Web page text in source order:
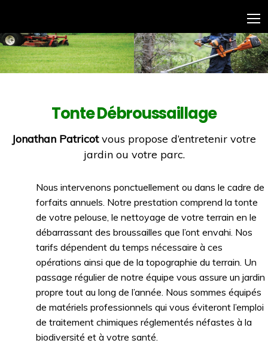
Tonte Débroussaillage
Jonathan Patricotvous propose d’entretenir votre
jardin ou votre parc.
Nous intervenons ponctuellement ou dans le cadre de
forfaits annuels. Notre prestation comprend la tonte
de votre pelouse, le nettoyage de votre terrain en le
débarrassant des broussailles que l’ont envahi. Nos
tarifs dépendent du temps nécessaire à ces
opérations ainsi que de la topographie du terrain. Un
passage régulier de notre équipe vous assure un jardin
propre tout au long de l’année. Nous sommes équipés
de matériels professionnels qui vous éviteront l’emploi
de traitement chimiques réglementés néfastes à la
biodiversité et à votre santé.